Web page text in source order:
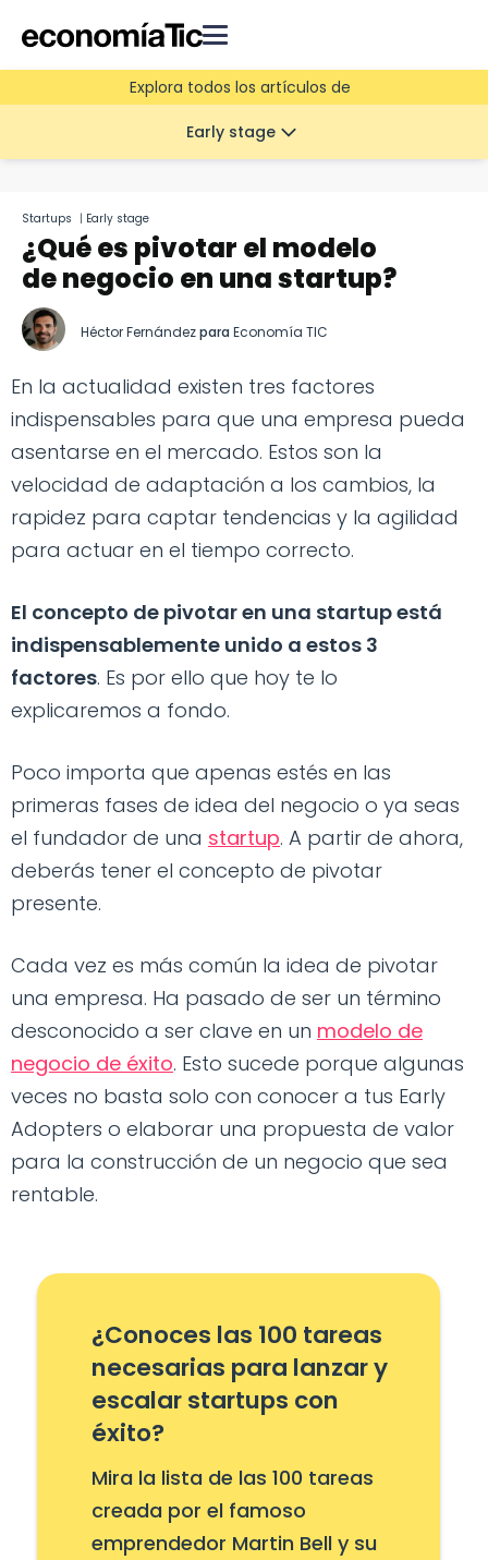
Explora todos los artículos de
Early stage
Startups | Early stage
¿Qué es pivotar el modelo
de negocio en una startup?
Héctor Fernándezpara Economía TIC
En la actualidad existen tres factores
indispensables para que una empresa pueda
asentarse en el mercado. Estos son la
velocidad de adaptación a los cambios, la
rapidez para captar tendencias y la agilidad
para actuar en el tiempo correcto.
El concepto de pivotar en una startup está
indispensablemente unido a estos 3
factores. Es por ello que hoy te lo
explicaremos a fondo.
Poco importa que apenas estés en las
primeras fases de idea del negocio o ya seas
el fundador de una startup. A partir de ahora,
deberás tener el concepto de pivotar
presente.
Cada vez es más común la idea de pivotar
una empresa. Ha pasado de ser un término
desconocido a ser clave en un modelo de
negocio de éxito. Esto sucede porque algunas
veces no basta solo con conocer a tus Early
Adopters o elaborar una propuesta de valor
para la construcción de un negocio que sea
rentable.
¿Conoces las 100 tareas
necesarias para lanzar y
escalar startups con
éxito?
Mira la lista de las 100 tareas
creada por el famoso
emprendedor Martin Bell y su